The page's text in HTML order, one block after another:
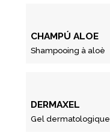
CHAMPÚ ALOE
Shampooing à aloè
DERMAXEL
Gel dermatologique